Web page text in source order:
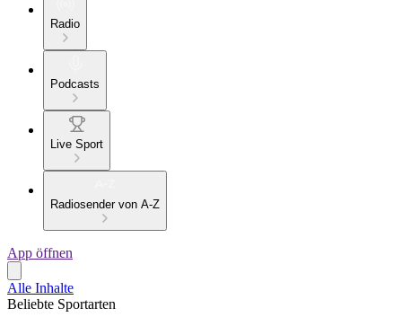
Radio
Podcasts
Live Sport
Radiosender von A-Z
App öffnen
Alle Inhalte
Beliebte Sportarten